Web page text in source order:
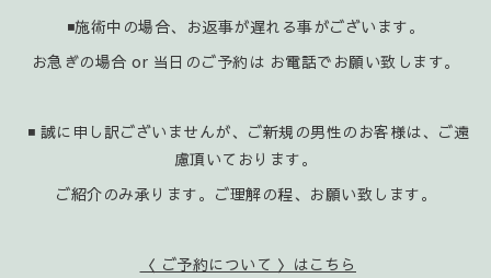
◾施術中の場合、お返事が遅れる事がございます。
お急ぎの場合 or 当日のご予約は お電話でお願い致します。
◾ 誠に申し訳ございませんが、ご新規の男性のお客様は、ご遠
慮頂いております。
ご紹介のみ承ります。ご理解の程、お願い致します。
〈 ご予約について 〉はこちら